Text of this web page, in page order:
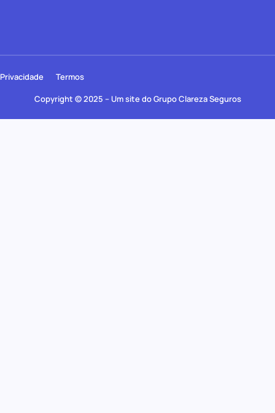
Copyright © 2025 – Um site do Grupo Clareza Seguros
Privacidade Termos